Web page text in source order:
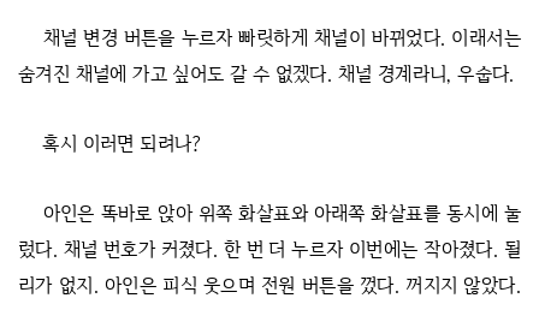
채널 변경 버튼을 누르자 빠릿하게 채널이 바뀌었다. 이래서는
숨겨진 채널에 가고 싶어도 갈 수 없겠다. 채널 경계라니, 우숩다.
혹시 이러면 되려나?
아인은 똑바로 앉아 위쪽 화살표와 아래쪽 화살표를 동시에 눌
렀다. 채널 번호가 커졌다. 한 번 더 누르자 이번에는 작아졌다. 될
리가 없지. 아인은 피식 웃으며 전원 버튼을 껐다. 꺼지지 않았다.